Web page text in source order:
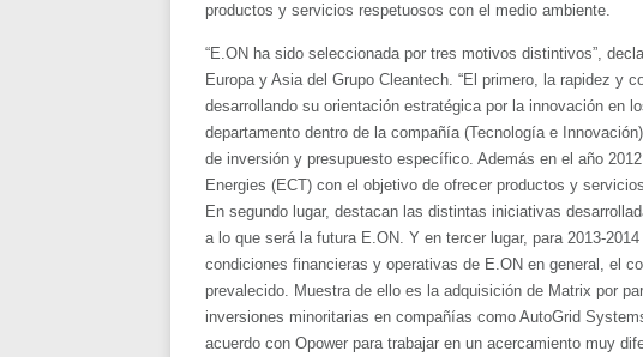
productos y servicios respetuosos con el medio ambiente.
“E.ON ha sido seleccionada por tres motivos distintivos”,
Europa y Asia del Grupo Cleantech. “El primero, la rapidez y
desarrollando su orientación estratégica por la innovación en
departamento dentro de la compañía (Tecnología e
de inversión y presupuesto específico. Además en el año
Energies (ECT) con el objetivo de ofrecer productos y
En segundo lugar, destacan las distintas iniciativas
a lo que será la futura E.ON. Y en tercer lugar, para 2013-
condiciones financieras y operativas de E.ON en general, el
prevalecido. Muestra de ello es la adquisición de Matrix por
inversiones minoritarias en compañías como AutoGrid
acuerdo con Opower para trabajar en un acercamiento muy